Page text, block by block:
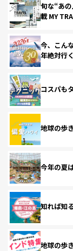
旬な“あ
載 MY
今、こん
年絶対行
コスパも
地球の歩
今年の夏
知れば知
地球の歩